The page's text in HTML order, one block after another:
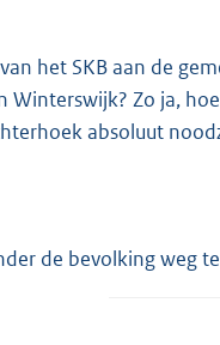
het SKB aan de
Winterswijk? Zo ja,
absoluut
de bevolking weg